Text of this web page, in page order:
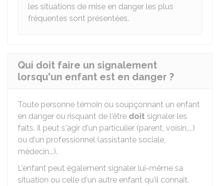
les situations de mise en danger les plus
fréquentes sont présentées.
Qui doit faire un signalement
lorsqu'un enfant est en danger ?
Toute personne témoin ou soupçonnant un enfant
en danger ou risquant de l'être doit signaler les
faits. Il peut s'agir d'un particulier (parent, voisin,...)
ou d'un professionnel (assistante sociale,
médecin...).
L'enfant peut également signaler lui-même sa
situation ou celle d'un autre enfant qu'il connait.